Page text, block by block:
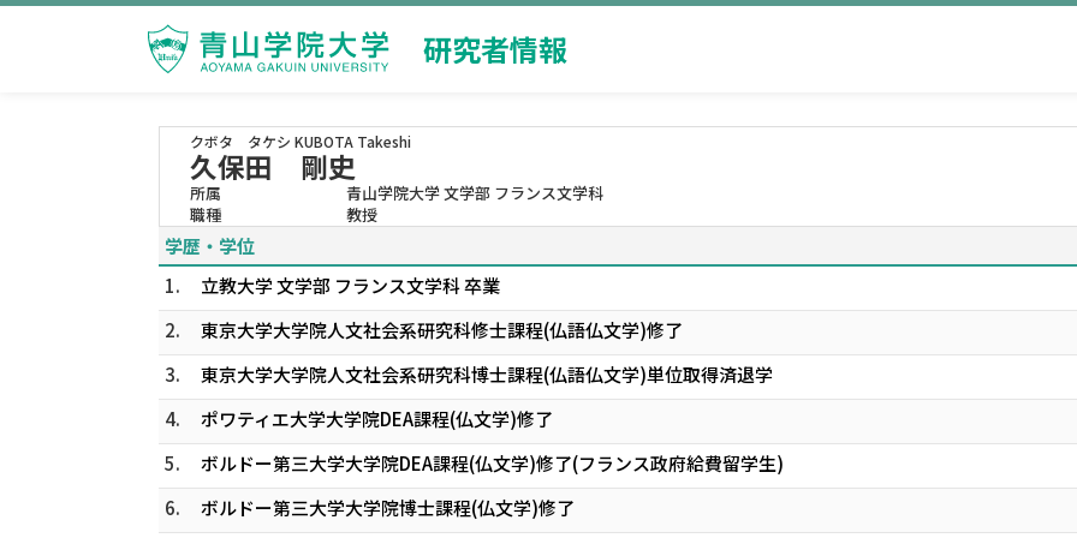
研究者情報
クボタ タケシ KUBOTA Takeshi
久保田 剛史
所属
青山学院大学 文学部 フランス文学科
職種
教授
学歴・学位
1.
立教大学 文学部 フランス文学科 卒業
2.
東京大学大学院人文社会系研究科修士課程(仏語仏文学)修了
3.
東京大学大学院人文社会系研究科博士課程(仏語仏文学)単位取得済退学
4.
ポワティエ大学大学院DEA課程(仏文学)修了
5.
ボルドー第三大学大学院DEA課程(仏文学)修了(フランス政府給費留学生)
6.
ボルドー第三大学大学院博士課程(仏文学)修了